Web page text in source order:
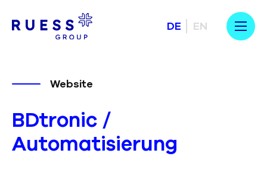
DE EN
Website
BDtronic /
Automatisierung